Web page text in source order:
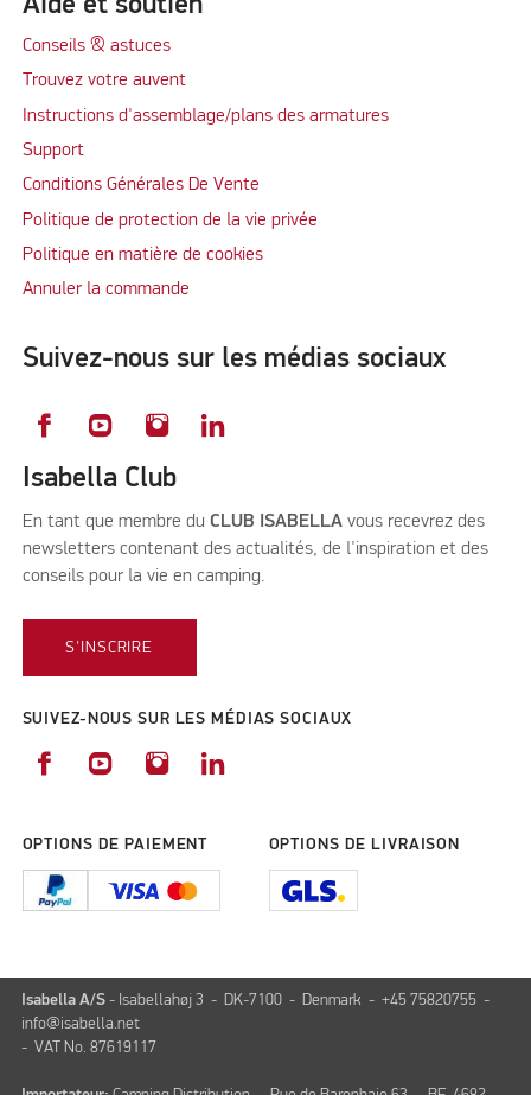
Aide et soutien
Conseils & astuces
Trouvez votre auvent
Instructions d'assemblage/plans des armatures
Support
Conditions Générales De Vente
Politique de protection de la vie privée
Politique en matière de cookies
Annuler la commande
Suivez-nous sur les médias sociaux
Isabella Club
En tant que membre du CLUB ISABELLA vous recevrez des
newsletters contenant des actualités, de l'inspiration et des
conseils pour la vie en camping.
S'INSCRIRE
SUIVEZ-NOUS SUR LES MÉDIAS SOCIAUX
OPTIONS DE PAIEMENT OPTIONS DE LIVRAISON
Isabella A/S - Isabellahøj 3 - DK-7100 - Denmark - +45 75820755 -
info@isabella.net
- VAT No. 87619117